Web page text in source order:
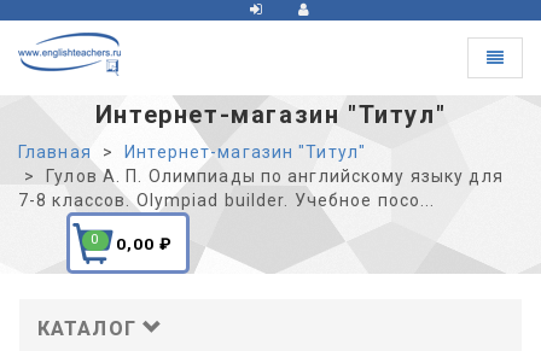
Toggle
Интернет-магазин "Титул"
Главная
Интернет-магазин "Титул"
Гулов А. П. Олимпиады по английскому языку для
7-8 классов. Olympiad builder. Учебное посо...
0 0,00 ₽
КАТАЛОГ